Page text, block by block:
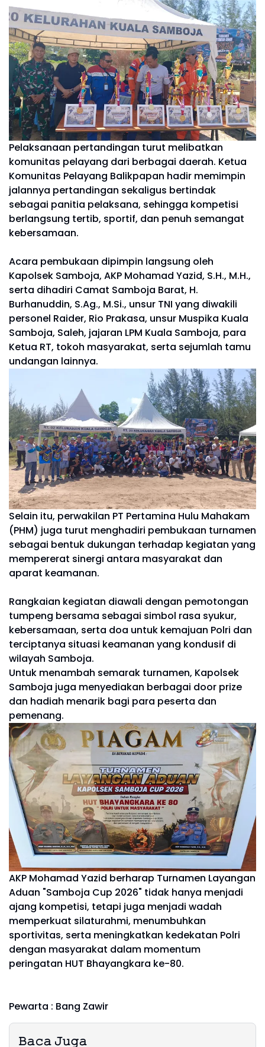
Pelaksanaan pertandingan turut melibatkan
komunitas pelayang dari berbagai daerah. Ketua
Komunitas Pelayang Balikpapan hadir memimpin
jalannya pertandingan sekaligus bertindak
sebagai panitia pelaksana, sehingga kompetisi
berlangsung tertib, sportif, dan penuh semangat
kebersamaan.
Acara pembukaan dipimpin langsung oleh
Kapolsek Samboja, AKP Mohamad Yazid, S.H., M.H.,
serta dihadiri Camat Samboja Barat, H.
Burhanuddin, S.Ag., M.Si., unsur TNI yang diwakili
personel Raider, Rio Prakasa, unsur Muspika Kuala
Samboja, Saleh, jajaran LPM Kuala Samboja, para
Ketua RT, tokoh masyarakat, serta sejumlah tamu
undangan lainnya.
Selain itu, perwakilan PT Pertamina Hulu Mahakam
(PHM) juga turut menghadiri pembukaan turnamen
sebagai bentuk dukungan terhadap kegiatan yang
mempererat sinergi antara masyarakat dan
aparat keamanan.
Rangkaian kegiatan diawali dengan pemotongan
tumpeng bersama sebagai simbol rasa syukur,
kebersamaan, serta doa untuk kemajuan Polri dan
terciptanya situasi keamanan yang kondusif di
wilayah Samboja.
Untuk menambah semarak turnamen, Kapolsek
Samboja juga menyediakan berbagai door prize
dan hadiah menarik bagi para peserta dan
pemenang.
AKP Mohamad Yazid berharap Turnamen Layangan
Aduan "Samboja Cup 2026" tidak hanya menjadi
ajang kompetisi, tetapi juga menjadi wadah
memperkuat silaturahmi, menumbuhkan
sportivitas, serta meningkatkan kedekatan Polri
dengan masyarakat dalam momentum
peringatan HUT Bhayangkara ke-80.
Pewarta : Bang Zawir
𝙱𝚊𝚌𝚊 𝙹𝚞𝚐𝚊